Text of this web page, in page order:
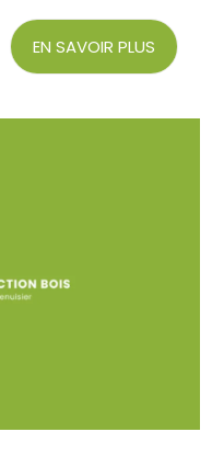
EN SAVOIR PLUS